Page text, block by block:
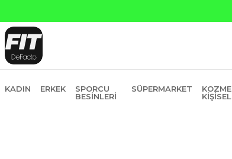
Yapı
KADIN ERKEK
SPORCU
BESINLERI
SÜPERMARKET